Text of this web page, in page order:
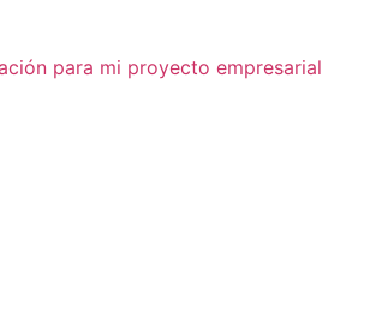
para mi proyecto empresarial